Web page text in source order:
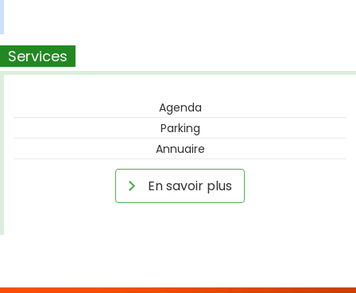
Services
Agenda
Parking
Annuaire
En savoir plus